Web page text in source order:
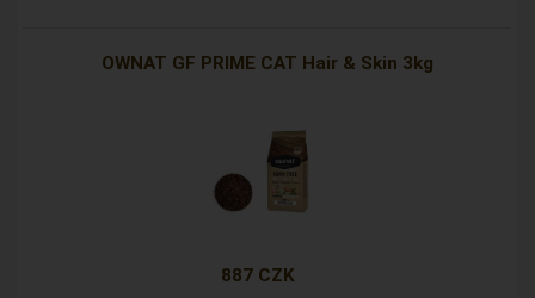
OWNAT GF PRIME CAT Hair & Skin 3kg
887 CZK